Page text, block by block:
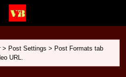
> Post Settings > Post Formats tab
URL.